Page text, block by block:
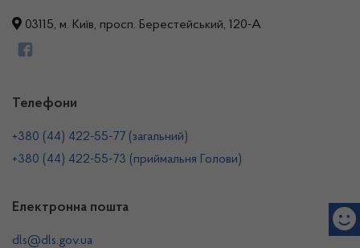
03115, м. Київ, просп. Берестейський, 120-А
Телефони
+380 (44) 422-55-77 (загальний)
+380 (44) 422-55-73 (приймальня Голови)
Електронна пошта
dls@dls.gov.ua